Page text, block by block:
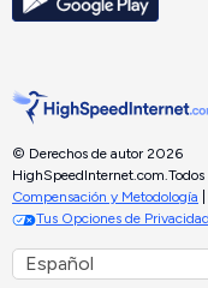
© Derechos de autor 2026
HighSpeedInternet.com. Todos
Compensación y Metodología
Tus Opciones de Privacidad